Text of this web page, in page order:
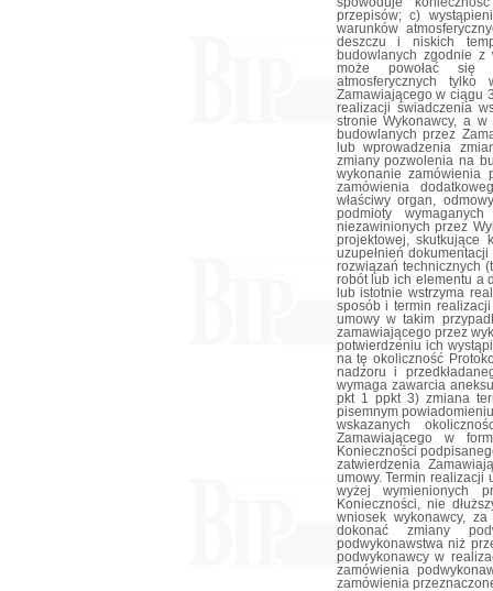
przepisów; c)
warunków
deszczu i niskich
budowlanych zgodnie z
może powołać się
atmosferycznych
Zamawiającego w ciągu
realizacji świadczenia
stronie Wykonawcy, a
budowlanych przez
lub wprowadzenia
zmiany pozwolenia na
wykonanie zamówienia
zamówienia
właściwy organ,
podmioty
niezawinionych przez
projektowej, skutkujące
uzupełnień
rozwiązań technicznych
robót lub ich elementu a
lub istotnie wstrzyma
sposób i termin
umowy w takim
zamawiającego przez
potwierdzeniu ich
na tę okoliczność
nadzoru i
wymaga zawarcia
pkt 1 ppkt 3) zmiana
pisemnym
wskazanych
Zamawiającego w
Konieczności
zatwierdzenia
umowy. Termin realizacji
wyżej wymienionych
Konieczności, nie
wniosek wykonawcy,
dokonać zmiany
podwykonawstwa niż
podwykonawcy w
zamówienia
zamówienia